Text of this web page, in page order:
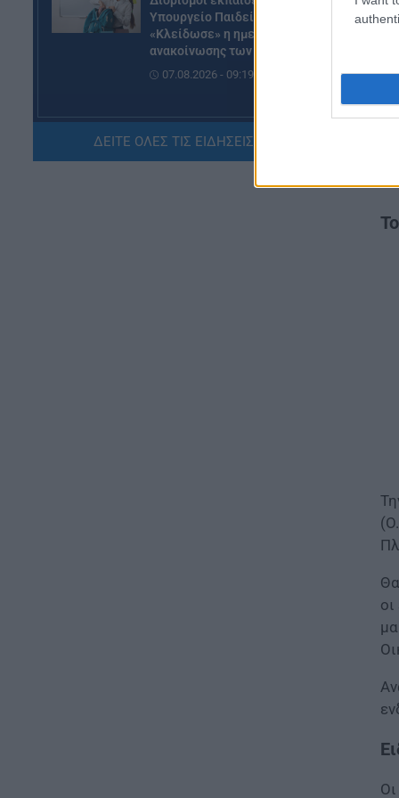
Υπουργείο Παιδείας:
«Κλείδωσε» η ημερομηνία
ανακοίνωσης των ονομάτων
07.08.2026 - 09:19
ΕΙΔΗΣΕΙΣ
ΟΠΕΚΑ: Σήμερα η πληρωμή του
ΔΕΙΤΕ ΟΛΕΣ ΤΙΣ ΕΙΔΗΣΕΙΣ ΕΔΩ »